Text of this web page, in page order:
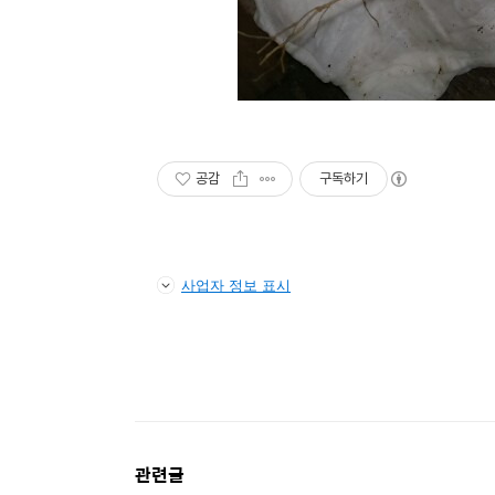
공감 구독하기
사업자 정보 표시
관련글